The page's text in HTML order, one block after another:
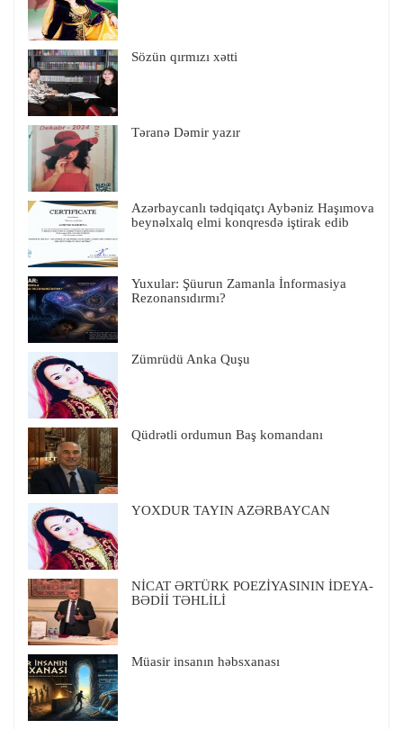
Sözün qırmızı xətti
Təranə Dəmir yazır
Azərbaycanlı tədqiqatçı Aybəniz Haşımova
beynəlxalq elmi konqresdə iştirak edib
Yuxular: Şüurun Zamanla İnformasiya
Rezonansıdırmı?
Zümrüdü Anka Quşu
Qüdrətli ordumun Baş komandanı
YOXDUR TAYIN AZƏRBAYCAN
NİCAT ƏRTÜRK POEZİYASININ İDEYA-
BƏDİİ TƏHLİLİ
Müasir insanın həbsxanası